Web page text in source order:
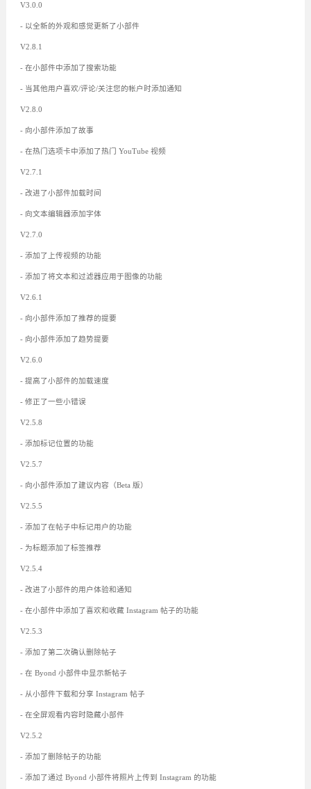
V3.0.0
- 以全新的外观和感觉更新了小部件
V2.8.1
- 在小部件中添加了搜索功能
- 当其他用户喜欢/评论/关注您的帐户时添加通知
V2.8.0
- 向小部件添加了故事
- 在热门选项卡中添加了热门 YouTube 视频
V2.7.1
- 改进了小部件加载时间
- 向文本编辑器添加字体
V2.7.0
- 添加了上传视频的功能
- 添加了将文本和过滤器应用于图像的功能
V2.6.1
- 向小部件添加了推荐的提要
- 向小部件添加了趋势提要
V2.6.0
- 提高了小部件的加载速度
- 修正了一些小错误
V2.5.8
- 添加标记位置的功能
V2.5.7
- 向小部件添加了建议内容（Beta 版）
V2.5.5
- 添加了在帖子中标记用户的功能
- 为标题添加了标签推荐
V2.5.4
- 改进了小部件的用户体验和通知
- 在小部件中添加了喜欢和收藏 Instagram 帖子的功能
V2.5.3
- 添加了第二次确认删除帖子
- 在 Byond 小部件中显示新帖子
- 从小部件下载和分享 Instagram 帖子
- 在全屏观看内容时隐藏小部件
V2.5.2
- 添加了删除帖子的功能
- 添加了通过 Byond 小部件将照片上传到 Instagram 的功能